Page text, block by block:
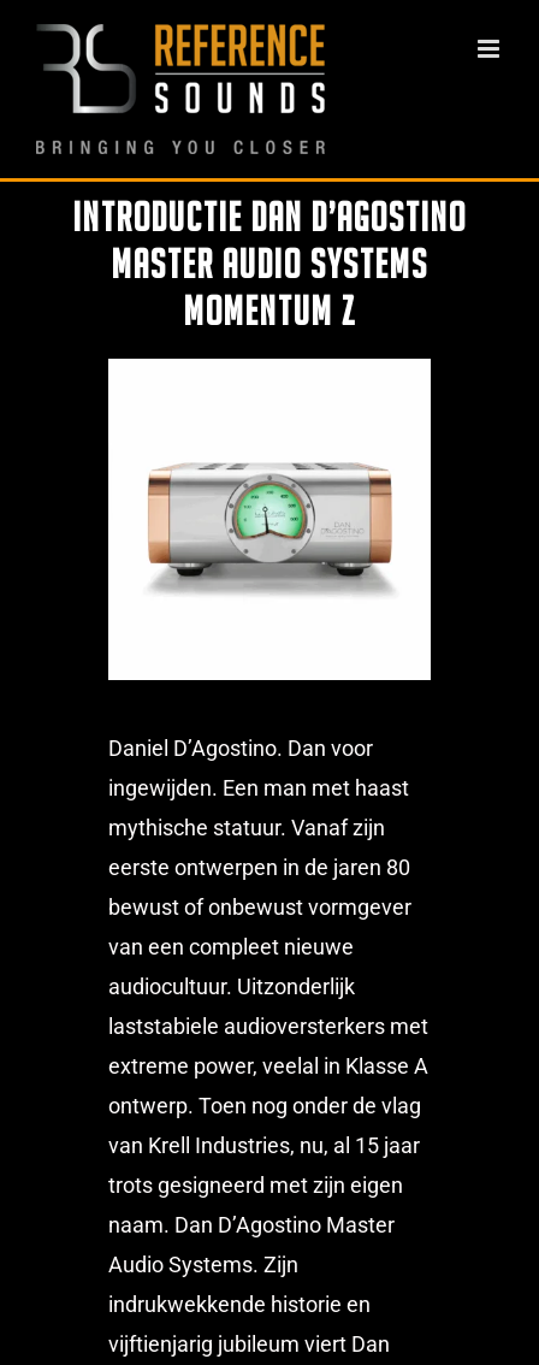
Introductie Dan D’Agostino
Master Audio Systems
Momentum Z
Daniel D’Agostino. Dan voor
ingewijden. Een man met haast
mythische statuur. Vanaf zijn
eerste ontwerpen in de jaren 80
bewust of onbewust vormgever
van een compleet nieuwe
audiocultuur. Uitzonderlijk
laststabiele audioversterkers met
extreme power, veelal in Klasse A
ontwerp. Toen nog onder de vlag
van Krell Industries, nu, al 15 jaar
trots gesigneerd met zijn eigen
naam. Dan D’Agostino Master
Audio Systems. Zijn
indrukwekkende historie en
vijftienjarig jubileum viert Dan